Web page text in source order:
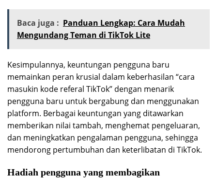
Baca juga : Panduan Lengkap: Cara Mudah
Mengundang Teman di TikTok Lite
Kesimpulannya, keuntungan pengguna baru
memainkan peran krusial dalam keberhasilan “cara
masukin kode referal TikTok” dengan menarik
pengguna baru untuk bergabung dan menggunakan
platform. Berbagai keuntungan yang ditawarkan
memberikan nilai tambah, menghemat pengeluaran,
dan meningkatkan pengalaman pengguna, sehingga
mendorong pertumbuhan dan keterlibatan di TikTok.
Hadiah pengguna yang membagikan